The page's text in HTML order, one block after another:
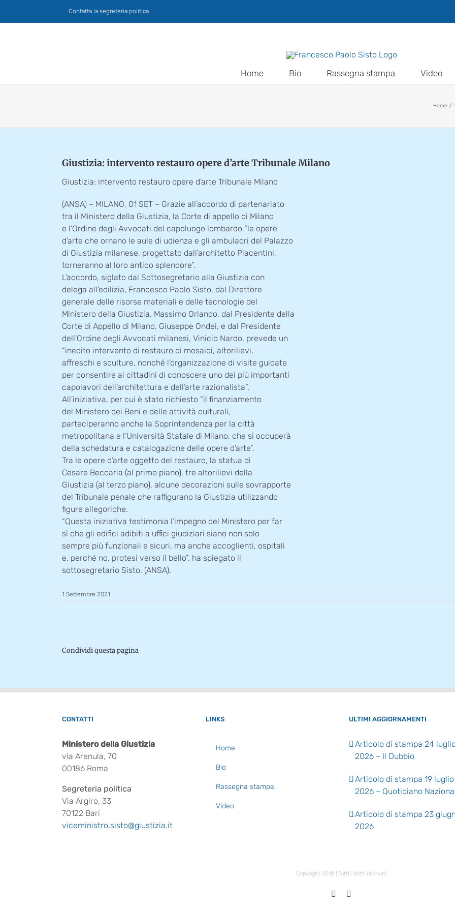
Contatta la segreteria politica
Home Bio Rassegna stampa Video
Home
Giustizia: intervento restauro opere d’arte Tribunale Milano
Giustizia: intervento restauro opere d’arte Tribunale Milano
(ANSA) – MILANO, 01 SET – Grazie all’accordo di partenariato
tra il Ministero della Giustizia, la Corte di appello di Milano
e l’Ordine degli Avvocati del capoluogo lombardo “le opere
d’arte che ornano le aule di udienza e gli ambulacri del Palazzo
di Giustizia milanese, progettato dall’architetto Piacentini,
torneranno al loro antico splendore”.
L’accordo, siglato dal Sottosegretario alla Giustizia con
delega all’edilizia, Francesco Paolo Sisto, dal Direttore
generale delle risorse materiali e delle tecnologie del
Ministero della Giustizia, Massimo Orlando, dal Presidente della
Corte di Appello di Milano, Giuseppe Ondei, e dal Presidente
dell’Ordine degli Avvocati milanesi, Vinicio Nardo, prevede un
“inedito intervento di restauro di mosaici, altorilievi,
affreschi e sculture, nonché l’organizzazione di visite guidate
per consentire ai cittadini di conoscere uno dei più importanti
capolavori dell’architettura e dell’arte razionalista”.
All’iniziativa, per cui è stato richiesto “il finanziamento
del Ministero dei Beni e delle attività culturali,
parteciperanno anche la Soprintendenza per la città
metropolitana e l’Università Statale di Milano, che si occuperà
della schedatura e catalogazione delle opere d’arte”.
Tra le opere d’arte oggetto del restauro, la statua di
Cesare Beccaria (al primo piano), tre altorilievi della
Giustizia (al terzo piano), alcune decorazioni sulle sovrapporte
del Tribunale penale che raffigurano la Giustizia utilizzando
figure allegoriche.
“Questa iniziativa testimonia l’impegno del Ministero per far
sì che gli edifici adibiti a uffici giudiziari siano non solo
sempre più funzionali e sicuri, ma anche accoglienti, ospitali
e, perché no, protesi verso il bello”, ha spiegato il
sottosegretario Sisto. (ANSA).
1 Settembre 2021
Condividi questa pagina
CONTATTI
Ministero della Giustizia
via Arenula, 70
00186 Roma
Segreteria politica
Via Argiro, 33
70122 Bari
viceministro.sisto@giustizia.it
LINKS
Home
Bio
Rassegna stampa
Video
ULTIMI AGGIORNAMENTI
Articolo di stampa 24 luglio
2026 – Il Dubbio
Articolo di stampa 19 luglio
2026 – Quotidiano
Articolo di stampa 23
2026
Copyright 2018 | Tutti i diritti riservati